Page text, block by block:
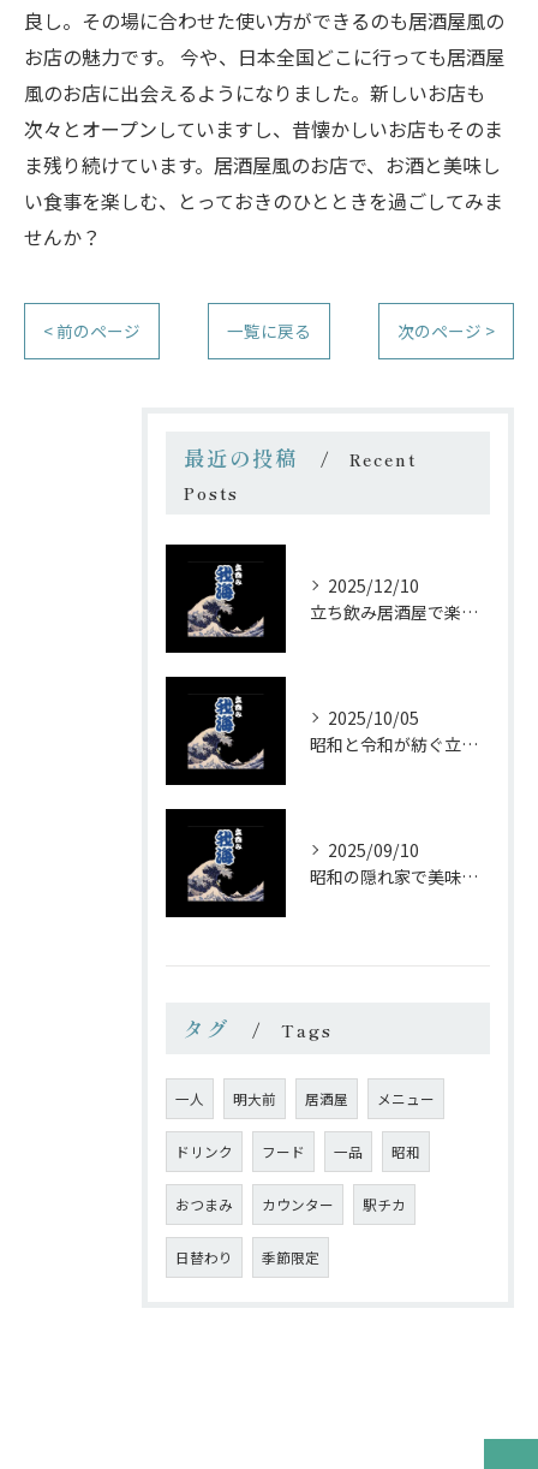
良し。その場に合わせた使い方ができるのも居酒屋風の
お店の魅力です。 今や、日本全国どこに行っても居酒屋
風のお店に出会えるようになりました。新しいお店も
次々とオープンしていますし、昔懐かしいお店もそのま
ま残り続けています。居酒屋風のお店で、お酒と美味し
い食事を楽しむ、とっておきのひとときを過ごしてみま
せんか？
< 前のページ 一覧に戻る 次のページ >
最近の投稿
Recent
Posts
2025/12/10
立ち飲み居酒屋で楽しむ昭和の懐かし空間と多彩なお酒
2025/10/05
昭和と令和が紡ぐ立ち飲みの味わい
2025/09/10
昭和の隠れ家で美味しい一杯を
タグ Tags
一人 明大前 居酒屋 メニュー
ドリンク フード 一品 昭和
おつまみ カウンター 駅チカ
日替わり 季節限定